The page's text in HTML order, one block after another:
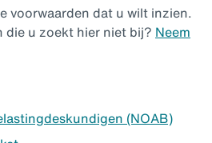
voorwaarden dat u wilt inzien.
die u zoekt hier niet bij? Neem
(NOAB)